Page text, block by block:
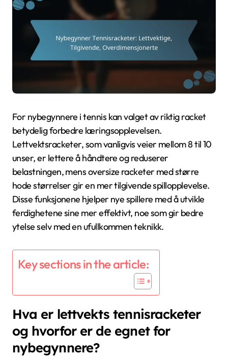
For nybegynnere i tennis kan valget av riktig racket
betydelig forbedre læringsopplevelsen.
Lettvektsracketer, som vanligvis veier mellom 8 til 10
unser, er lettere å håndtere og reduserer
belastningen, mens oversize racketer med større
hode størrelser gir en mer tilgivende spillopplevelse.
Disse funksjonene hjelper nye spillere med å utvikle
ferdighetene sine mer effektivt, noe som gir bedre
ytelse selv med en ufullkommen teknikk.
Key sections in the article:
Hva er lettvekts tennisracketer
og hvorfor er de egnet for
nybegynnere?